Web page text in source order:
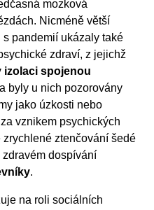
mozková
Nicméně větší
pandemií ukázaly také
zdraví, z jejichž
izolaci spojenou
a byly u nich pozorovány
jako úzkosti nebo
vznikem psychických
ztenčování šedé
dospívání
.
na roli sociálních